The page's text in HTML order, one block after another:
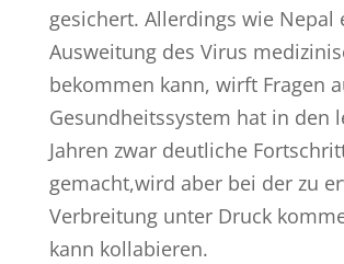
gesichert. Allerdings wie Nepal
Ausweitung des Virus
bekommen kann, wirft Fragen
Gesundheitssystem hat in den
Jahren zwar deutliche
gemacht,wird aber bei der zu
Verbreitung unter Druck
kann kollabieren.